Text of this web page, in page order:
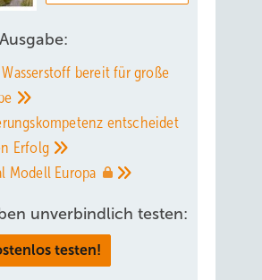
bereit für große
entscheidet
Erfolg
Modell Europa
unverbindlich testen:
testen!